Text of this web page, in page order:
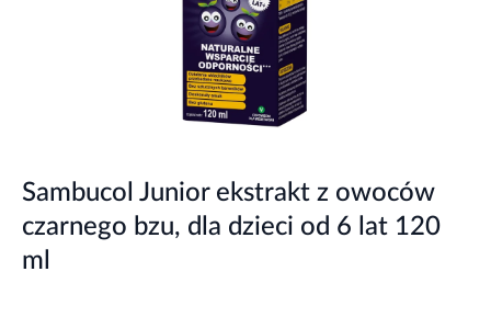
Sambucol Junior ekstrakt z owoców
czarnego bzu, dla dzieci od 6 lat 120
ml